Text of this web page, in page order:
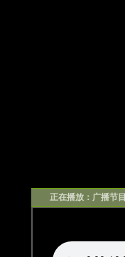
正在播放：广播节目